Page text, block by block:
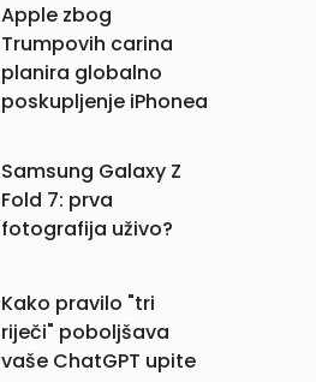
Apple zbog
Trumpovih carina
planira globalno
poskupljenje iPhonea
Samsung Galaxy Z
Fold 7: prva
fotografija uživo?
Kako pravilo "tri
riječi" poboljšava
vaše ChatGPT upite